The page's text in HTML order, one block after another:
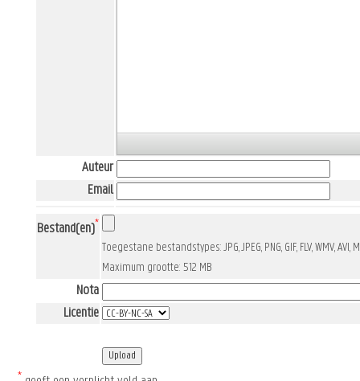
Auteur
Email
Bestand(en)*
Toegestane bestandstypes: JPG, JPEG, PNG, GIF, FLV, WMV, AVI,
Maximum grootte: 512 MB
Nota
Licentie
*